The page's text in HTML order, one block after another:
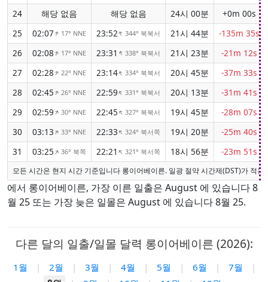
24
해당 없음 해당 없음 24시 00분
+0m 00s
25
02:07↑ 17° NNE 23:52↑ 344° 북북서 21시 44분
-135m 35s
26
02:08↑ 17° NNE 23:31 ↑ 338° 북북서 21시 23분
-21m 12s
27
02:28↑ 22° NNE 23:14↑ 334° 북북서 20시 45분
-37m 33s
28
02:45↑ 26° NNE 22:59↑ 331° 북북서 20시 13분
-31m 41s
29
02:59↑ 30° NNE 22:45↑ 327° 북북서 19시 45분
-28m 07s
30
03:13↑ 33° NNE 22:33↑ 324° 북서쪽 19시 20분
-25m 40s
31
03:25↑ 36° 북쪽 22:21↑321° 북서쪽 18시 56분 -23m 51s
모든 시간은 현지 시간 기준입니다 롱이어베이른. 일광 절약 시간제(DST)가 적
에서 롱이어베이른, 가장 이른 일출은 August 에 있습니다 8
월 25 또는 가장 늦은 일몰은 August 에 있습니다 8월 25.
다른 달의 일출/일몰 달력 롱이어베이른 (2026):
1월 | 2월 | 3월 | 4월 | 5월 | 6월 | 7월
|